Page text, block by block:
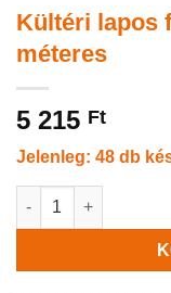
Kültéri lapos
méteres
5 215 Ft
Jelenleg: 48 db
Kültéri lapos